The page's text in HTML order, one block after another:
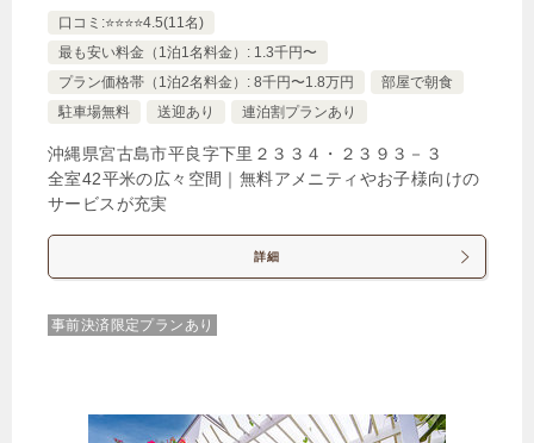
口コミ:⭐️⭐️⭐️⭐️4.5(11名)
最も安い料金（1泊1名料金）: 1.3千円〜
プラン価格帯（1泊2名料金）: 8千円〜1.8万円
部屋で朝食
駐車場無料
送迎あり 連泊割プランあり
沖縄県宮古島市平良字下里２３３４・２３９３－３
全室42平米の広々空間｜無料アメニティやお子様向けの
サービスが充実
詳細
事前決済限定プランあり